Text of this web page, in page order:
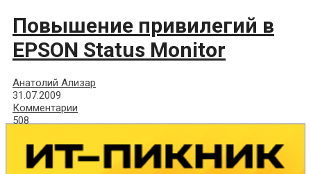
Повышение привилегий в
EPSON Status Monitor
Анатолий Ализар
31.07.2009
Комментарии
508